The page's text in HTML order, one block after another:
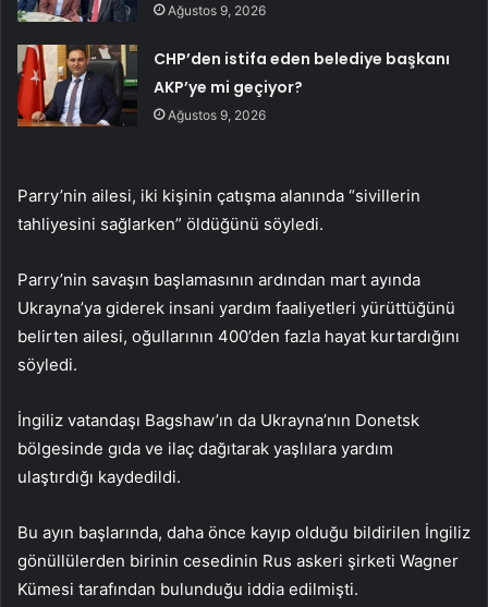
Ağustos 9, 2026
CHP’den istifa eden belediye başkanı
AKP’ye mi geçiyor?
Ağustos 9, 2026
Parry’nin ailesi, iki kişinin çatışma alanında “sivillerin
tahliyesini sağlarken” öldüğünü söyledi.
Parry’nin savaşın başlamasının ardından mart ayında
Ukrayna’ya giderek insani yardım faaliyetleri yürüttüğünü
belirten ailesi, oğullarının 400’den fazla hayat kurtardığını
söyledi.
İngiliz vatandaşı Bagshaw’ın da Ukrayna’nın Donetsk
bölgesinde gıda ve ilaç dağıtarak yaşlılara yardım
ulaştırdığı kaydedildi.
Bu ayın başlarında, daha önce kayıp olduğu bildirilen İngiliz
gönüllülerden birinin cesedinin Rus askeri şirketi Wagner
Kümesi tarafından bulunduğu iddia edilmişti.